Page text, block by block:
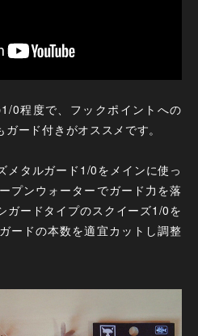
0程度で、フックポイントへの
ード付きがオススメです。
メタルガード1/0をメインに使っ
プンウォーターでガード力を落
ガードタイプのスクイーズ1/0を
ードの本数を適宜カットし調整